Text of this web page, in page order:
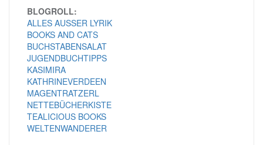
BLOGROLL:
ALLES AUSSER LYRIK
BOOKS AND CATS
BUCHSTABENSALAT
JUGENDBUCHTIPPS
KASIMIRA
KATHRINEVERDEEN
MAGENTRATZERL
NETTEBÜCHERKISTE
TEALICIOUS BOOKS
WELTENWANDERER